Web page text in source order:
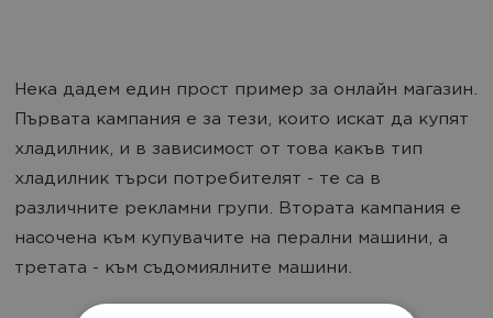
Нека дадем един прост пример за онлайн магазин.
Първата кампания е за тези, които искат да купят
хладилник, и в зависимост от това какъв тип
хладилник търси потребителят - те са в
различните рекламни групи. Втората кампания е
насочена към купувачите на перални машини, а
третата - към съдомиялните машини.